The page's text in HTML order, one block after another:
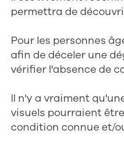
permettra de
Pour les personnes
afin de déceler une
vérifier l'absence de
Il n'y a vraiment
visuels pourraient
condition connue et/